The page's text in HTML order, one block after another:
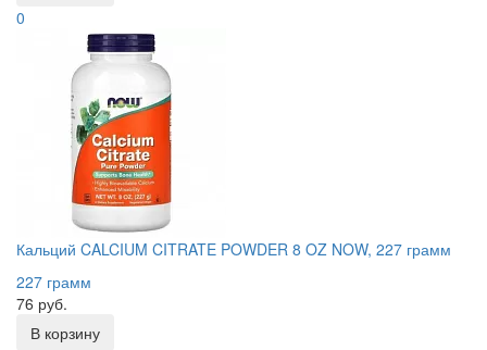
0
Кальций CALCIUM CITRATE POWDER 8 OZ NOW, 227 грамм
227 грамм
76 руб.
В корзину